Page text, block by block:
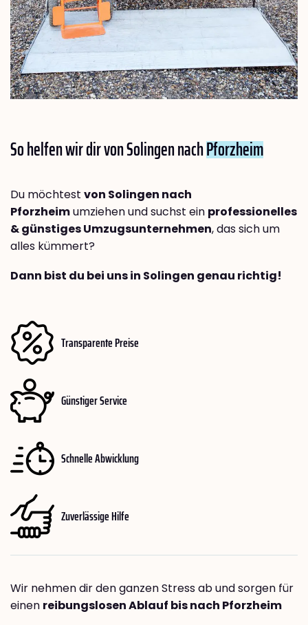
So helfen wir dir von Solingen nachPforzheim
Du möchtest von Solingen nach
Pforzheimumziehen und suchst ein professionelles
& günstiges Umzugsunternehmen, das sich um
alles kümmert?
Dann bist du bei uns in Solingen genau richtig!
Transparente Preise
Günstiger Service
Schnelle Abwicklung
Zuverlässige Hilfe
Wir nehmen dir den ganzen Stress ab und sorgen für
einen reibungslosen Ablauf bis nach Pforzheim